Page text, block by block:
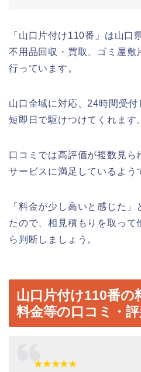
「山口片付け110番」は山口
不用品回収・買取、ゴミ屋敷
行っています。
山口全域に対応、24時間受
短即日で駆けつけてくれます。
口コミでは高評価が複数見ら
サービスに満足しているよう
「料金が少し高いと感じた
たので、相見積もりを取って
ら判断しましょう。
山口片付け110番の
料金等の口コミ・評
★★★★★